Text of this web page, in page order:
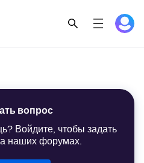
вопрос
Войдите, чтобы задать
наших форумах.